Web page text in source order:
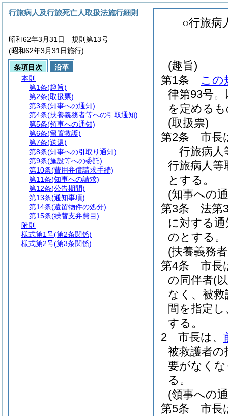
○行旅病
(趣旨)
第1条
この
律第93号
を定める
(取扱票)
第2条
市長
「行旅病
行旅病人等
とする。
(知事への
第3条
法第
に対する
のとする。
(扶養義務
第4条
市長
の同伴者(
なく、被
間を指定
する。
2
市長は、
被救護者の
要がなく
る。
(領事への
第5条
市長
行旅病人及行旅死亡人取扱法施行細則
昭和62年3月31日 規則第13号
(昭和62年3月31日施行)
条項目次
沿革
本則
第1条(趣旨)
第2条(取扱票)
第3条(知事への通知)
第4条(扶養義務者等への引取通知)
第5条(領事への通知)
第6条(留置救護)
第7条(送還)
第8条(知事への引取り通知)
第9条(施設等への委託)
第10条(費用弁償請求手続)
第11条(知事への請求)
第12条(公告期間)
第13条(通知事項)
第14条(遺留物件の処分)
第15条(繰替支弁費目)
附則
様式第1号(第2条関係)
様式第2号(第3条関係)